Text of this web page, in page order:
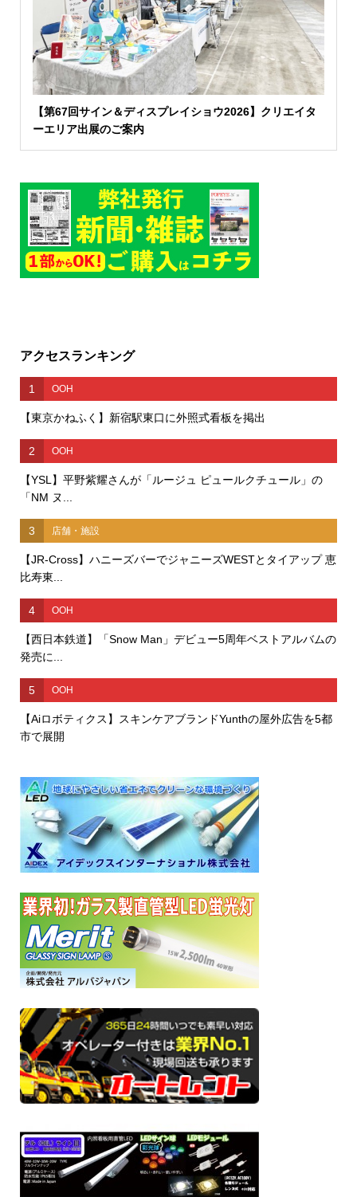
【第67回サイン＆ディスプレイショウ2026】クリエイタ
ーエリア出展のご案内
アクセスランキング
1 OOH
【東京かねふく】新宿駅東口に外照式看板を掲出
2 OOH
【YSL】平野紫耀さんが「ルージュ ピュールクチュール」の
「NM ヌ...
3 店舗・施設
【JR-Cross】ハニーズバーでジャニーズWESTとタイアップ 恵
比寿東...
4 OOH
【西日本鉄道】「Snow Man」デビュー5周年ベストアルバムの
発売に...
5 OOH
【Aiロボティクス】スキンケアブランドYunthの屋外広告を5都
市で展開